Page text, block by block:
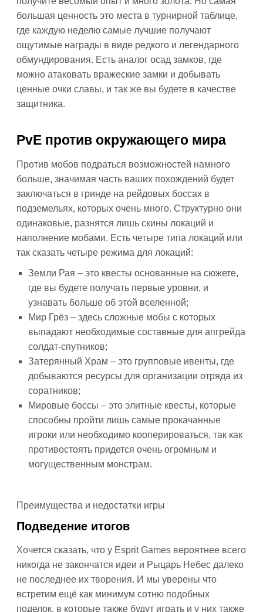
большая ценность это места в турнирной таблице,
где каждую неделю самые лучшие получают
ощутимые награды в виде редкого и легендарного
обмундирования. Есть аналог осад замков, где
можно атаковать вражеские замки и добывать
ценные очки славы, и так же вы будете в качестве
защитника.
PvE против окружающего мира
Против мобов подраться возможностей намного
больше, значимая часть ваших похождений будет
заключаться в гринде на рейдовых боссах в
подземельях, которых очень много. Структурно они
одинаковые, разнятся лишь скины локаций и
наполнение мобами. Есть четыре типа локаций или
так сказать четыре режима для локаций:
Земли Рая – это квесты основанные на сюжете,
где вы будете получать первые уровни, и
узнавать больше об этой вселенной;
Мир Грёз – здесь сложные мобы с которых
выпадают необходимые составные для апгрейда
солдат-спутников;
Затерянный Храм – это групповые ивенты, где
добываются ресурсы для организации отряда из
соратников;
Мировые боссы – это элитные квесты, которые
способны пройти лишь самые прокачанные
игроки или необходимо кооперироваться, так как
противостоять придется очень огромным и
могущественным монстрам.
Преимущества и недостатки игры
Подведение итогов
Хочется сказать, что у Esprit Games вероятнее всего
никогда не закончатся идеи и Рыцарь Небес далеко
не последнее их творения. И мы уверены что
встретим ещё как минимум сотню подобных
поделок, в которые также будут играть и у них также